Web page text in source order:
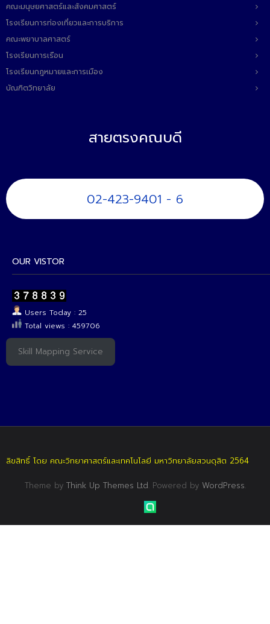
คณะมนุษยศาสตร์และสังคมศาสตร์
โรงเรียนการท่องเที่ยวและการบริการ
คณะพยาบาลศาสตร์
โรงเรียนการเรือน
โรงเรียนกฎหมายและการเมือง
บัณฑิตวิทยาลัย
สายตรงคณบดี
02-423-9401 - 6
OUR VISTOR
Users Today : 25
Total views : 459706
Skill Mapping Service
ลิขสิทธิ์ โดย คณะวิทยาศาสตร์และเทคโนโลยี มหาวิทยาลัยสวนดุสิต 2564
Theme by Think Up Themes Ltd. Powered by WordPress.